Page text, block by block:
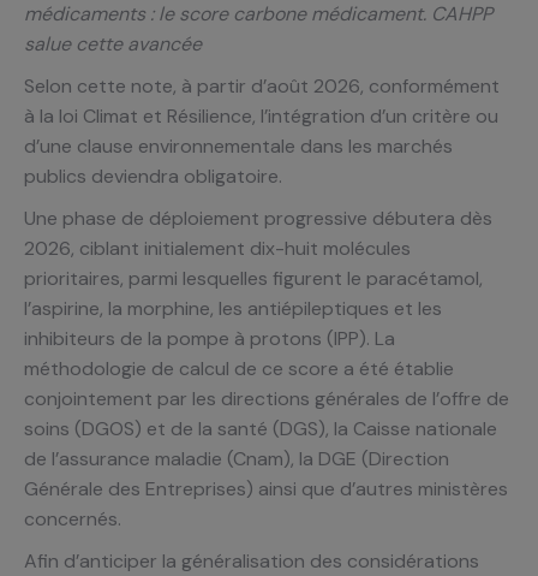
médicaments : le score carbone médicament. CAHPP
salue cette avancée
Selon cette note, à partir d’août 2026, conformément
à la loi Climat et Résilience, l’intégration d’un critère ou
d’une clause environnementale dans les marchés
publics deviendra obligatoire.
Une phase de déploiement progressive débutera dès
2026, ciblant initialement dix-huit molécules
prioritaires, parmi lesquelles figurent le paracétamol,
l’aspirine, la morphine, les antiépileptiques et les
inhibiteurs de la pompe à protons (IPP). La
méthodologie de calcul de ce score a été établie
conjointement par les directions générales de l’offre de
soins (DGOS) et de la santé (DGS), la Caisse nationale
de l’assurance maladie (Cnam), la DGE (Direction
Générale des Entreprises) ainsi que d’autres ministères
concernés.
Afin d’anticiper la généralisation des considérations